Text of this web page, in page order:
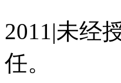
2011|未经
任。